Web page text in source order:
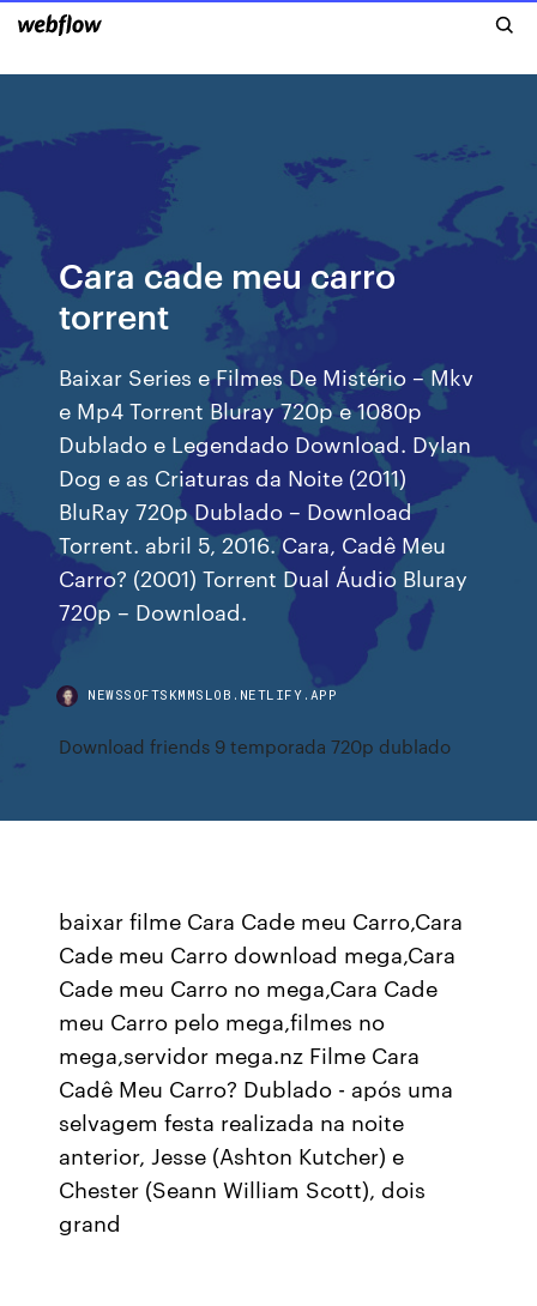
Cara cade meu carro
torrent
Baixar Series e Filmes De Mistério – Mkv
e Mp4 Torrent Bluray 720p e 1080p
Dublado e Legendado Download. Dylan
Dog e as Criaturas da Noite (2011)
BluRay 720p Dublado – Download
Torrent. abril 5, 2016. Cara, Cadê Meu
Carro? (2001) Torrent Dual Áudio Bluray
720p – Download.
NEWSSOFTSKMMSLOB.NETLIFY.APP
Download friends 9 temporada 720p dublado
baixar filme Cara Cade meu Carro,Cara
Cade meu Carro download mega,Cara
Cade meu Carro no mega,Cara Cade
meu Carro pelo mega,filmes no
mega,servidor mega.nz Filme Cara
Cadê Meu Carro? Dublado - após uma
selvagem festa realizada na noite
anterior, Jesse (Ashton Kutcher) e
Chester (Seann William Scott), dois
grand